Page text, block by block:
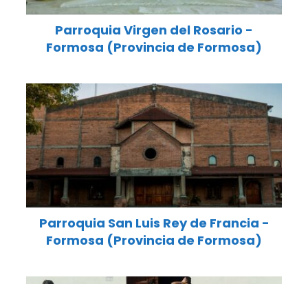
Parroquia Virgen del Rosario -
Formosa (Provincia de Formosa)
Parroquia San Luis Rey de Francia -
Formosa (Provincia de Formosa)